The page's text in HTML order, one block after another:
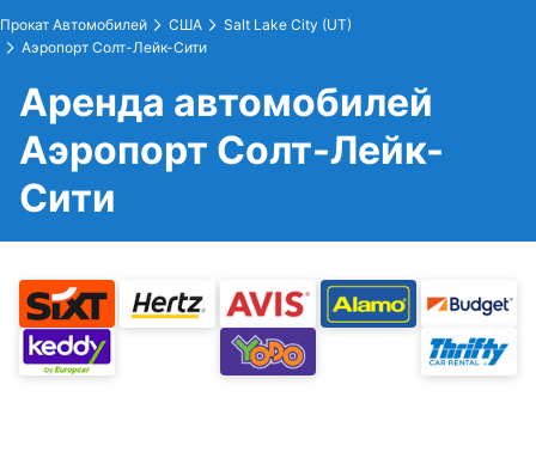
Прокат Автомобилей США
Salt Lake City (UT)
Аэропорт Солт-Лейк-Сити
Аренда автомобилей
Аэропорт Солт-Лейк-
Сити